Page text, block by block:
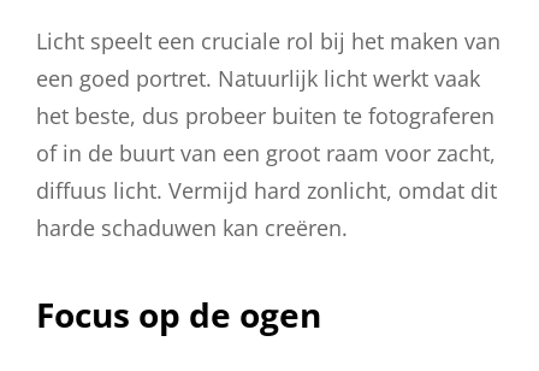
Licht speelt een cruciale rol bij het maken van
een goed portret. Natuurlijk licht werkt vaak
het beste, dus probeer buiten te fotograferen
of in de buurt van een groot raam voor zacht,
diffuus licht. Vermijd hard zonlicht, omdat dit
harde schaduwen kan creëren.
Focus op de ogen